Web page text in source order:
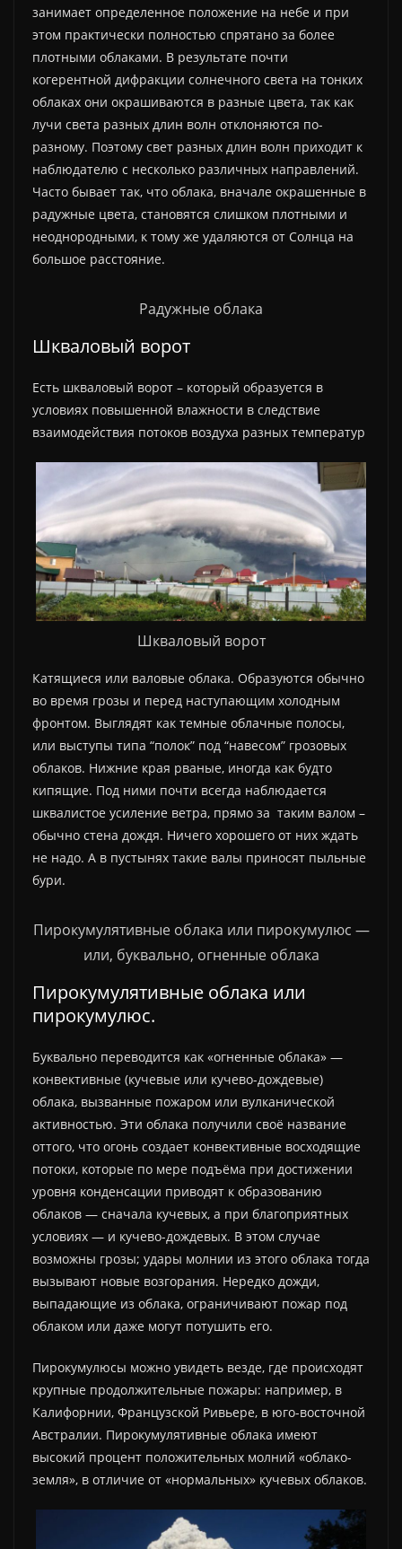
занимает определенное положение на небе и при
этом практически полностью спрятано за более
плотными облаками. В результате почти
когерентной дифракции солнечного света на тонких
облаках они окрашиваются в разные цвета, так как
лучи света разных длин волн отклоняются по-
разному. Поэтому свет разных длин волн приходит к
наблюдателю с несколько различных направлений.
Часто бывает так, что облака, вначале окрашенные в
радужные цвета, становятся слишком плотными и
неоднородными, к тому же удаляются от Солнца на
большое расстояние.
Радужные облака
Шкваловый ворот
Есть шкваловый ворот – который образуется в
условиях повышенной влажности в следствие
взаимодействия потоков воздуха разных температур
Шкваловый ворот
Катящиеся или валовые облака. Образуются обычно
во время грозы и перед наступающим холодным
фронтом. Выглядят как темные облачные полосы,
или выступы типа “полок” под “навесом” грозовых
облаков. Нижние края рваные, иногда как будто
кипящие. Под ними почти всегда наблюдается
шквалистое усиление ветра, прямо за таким валом –
обычно стена дождя. Ничего хорошего от них ждать
не надо. А в пустынях такие валы приносят пыльные
бури.
Пирокумулятивные облака или пирокумулюс —
или, буквально, огненные облака
Пирокумулятивные облака или
пирокумулюс.
Буквально переводится как «огненные облака» —
конвективные (кучевые или кучево-дождевые)
облака, вызванные пожаром или вулканической
активностью. Эти облака получили своё название
оттого, что огонь создает конвективные восходящие
потоки, которые по мере подъёма при достижении
уровня конденсации приводят к образованию
облаков — сначала кучевых, а при благоприятных
условиях — и кучево-дождевых. В этом случае
возможны грозы; удары молнии из этого облака тогда
вызывают новые возгорания. Нередко дожди,
выпадающие из облака, ограничивают пожар под
облаком или даже могут потушить его.
Пирокумулюсы можно увидеть везде, где происходят
крупные продолжительные пожары: например, в
Калифорнии, Французской Ривьере, в юго-восточной
Австралии. Пирокумулятивные облака имеют
высокий процент положительных молний «облако-
земля», в отличие от «нормальных» кучевых облаков.